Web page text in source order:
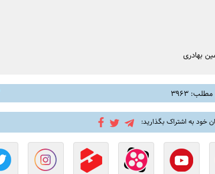
بهادری
۳۹۶۳
خود به اشتراک بگذارید: